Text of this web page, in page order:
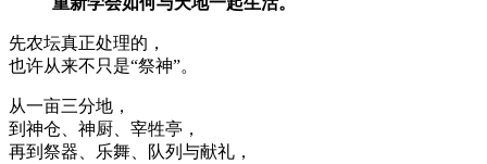
先农坛真正处理的，
也许从来不只是“祭神”。
从一亩三分地，
到神仓、神厨、宰牲亭，
再到祭器、乐舞、队列与献礼，